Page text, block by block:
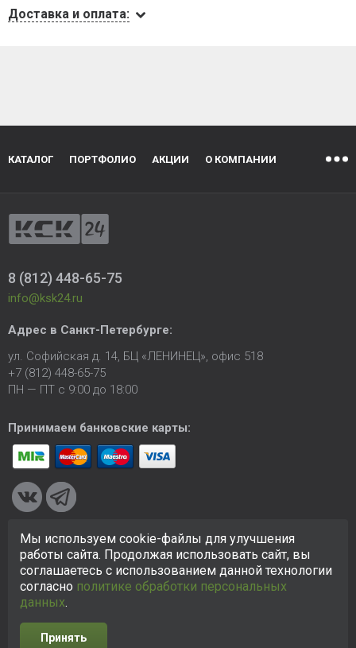
Доставка и оплата:
КАТАЛОГ ПОРТФОЛИО АКЦИИ О КОМПАНИИ
8 (812) 448-65-75
info@ksk24.ru
Адрес в Санкт-Петербурге:
ул. Софийская д. 14, БЦ «ЛЕНИНЕЦ», офис 518
+7 (812) 448-65-75
ПН — ПТ с 9:00 до 18:00
Принимаем банковские карты:
© 2005-2026 ООО «КСК». Сайтhttps://ksk24.ruсоздан
исключительно в информационных целях и любая информация
на сайте не является публичной офертой.Политика в
отношении персональных данных
Разработка сайта
Мы используем cookie-файлы для улучшения
работы сайта. Продолжая использовать сайт, вы
соглашаетесь с использованием данной технологии
согласно политике обработки персональных
данных.
Принять